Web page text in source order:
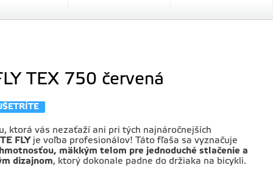
TEX 750 červená
ktorá vás nezaťaží ani pri tých najnáročnejších
FLY je voľba profesionálov! Táto fľaša sa vyznačuje
mäkkým telom pre jednoduché stlačenie a
dizajnom, ktorý dokonale padne do držiaka na bicykli.